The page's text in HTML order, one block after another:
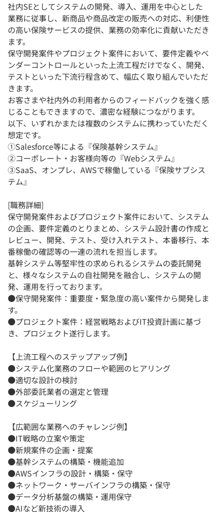
社内SEとしてシステムの開発、導入、運用を中心とした
業務に従事し、新商品や商品改定の販売への対応、利便性
の高い保険サービスの提供、業務の効率化に貢献いただき
ます。
保守開発案件やプロジェクト案件において、要件定義やベ
ンダーコントロールといった上流工程だけでなく、開発、
テストといった下流行程含めて、幅広く取り組んでいただ
きます。
お客さまや社内外の利用者からのフィードバックを強く感
じることもできますので、濃密な経験につながります。
以下、いずれかまたは複数のシステムに携わっていただく
想定です。
①Salesforce等による『保険基幹システム』
②コーポレート・お客様向等の『Webシステム』
③SaaS、オンプレ、AWSで稼働している『保険サブシス
テム』
[職務詳細]
保守開発案件およびプロジェクト案件において、システム
の企画、要件定義のとりまとめ、システム設計書の作成と
レビュー、開発、テスト、受け入れテスト、本番移行、本
番稼働の確認等の一連の流れを担当します。
基幹システム等堅牢性の求められるシステムの委託開発
と、様々なシステムの自社開発を融合し、システムの開
発、運用を行っております。
●保守開発案件：重要度・緊急度の高い案件から開発しま
す。
●プロジェクト案件：経営戦略およびIT投資計画に基づ
き、プロジェクト遂行します。
【上流工程へのステップアップ例】
●システム化業務のフローや範囲のヒアリング
●適切な設計の検討
●外部委託業者の選定と管理
●スケジューリング
【広範囲な業務へのチャレンジ例】
●IT戦略の立案や策定
●新規案件の企画・提案
●基幹システムの構築・機能追加
●AWSインフラの設計・構築・保守
●ネットワーク・サーバインフラの構築・保守
●データ分析基盤の構築・運用保守
●AIなど新技術の導入